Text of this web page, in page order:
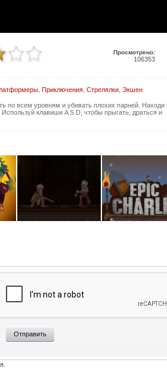
Просмотрено:
106353
, Приключения, Стрелялки, Экшен
по всем уровням и убивать плохих парней. Находи
клавиши A S D, чтобы прыгать, драться и
Отправить